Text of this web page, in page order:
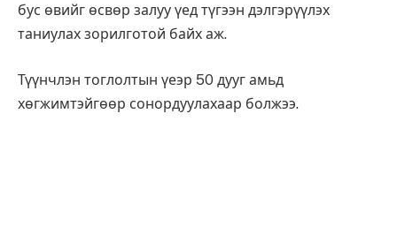
бус өвийг өсвөр залуу үед түгээн дэлгэрүүлэх
таниулах зорилготой байх аж.
Түүнчлэн тоглолтын үеэр 50 дууг амьд
хөгжимтэйгөөр сонордуулахаар болжээ.